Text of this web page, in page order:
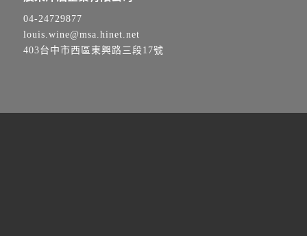
04-24729877
louis.wine@msa.hinet.net
403台中市西區東興路三段17號